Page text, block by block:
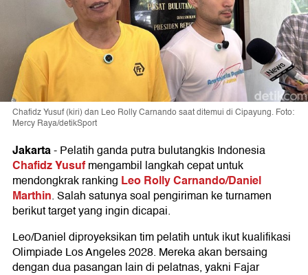
Chafidz Yusuf (kiri) dan Leo Rolly Carnando saat ditemui di Cipayung. Foto:
Mercy Raya/detikSport
Jakarta-Pelatih ganda putra bulutangkis Indonesia
Chafidz Yusufmengambil langkah cepat untuk
mendongkrak ranking Leo Rolly Carnando/Daniel
Marthin. Salah satunya soal pengiriman ke turnamen
berikut target yang ingin dicapai.
Leo/Daniel diproyeksikan tim pelatih untuk ikut kualifikasi
Olimpiade Los Angeles 2028. Mereka akan bersaing
dengan dua pasangan lain di pelatnas, yakni Fajar